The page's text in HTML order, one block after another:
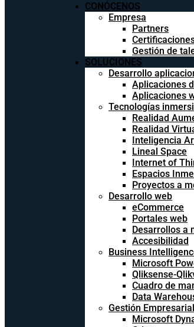
CONÓCENOS
Empresa
Partners
Gestión de
SOLUCIONES
Desarrollo
Aplicaciones
Aplicaciones
Tecnologías
Realidad
Realidad
Inteligencia
Lineal Space
Internet of
Espacios
Proyectos a
Desarrollo web
eCommerce
Portales web
Desarrollos a
Accesibilidad
Business
Microsoft
Qliksense-
Cuadro de
Data
Gestión Empresarial
Microsoft